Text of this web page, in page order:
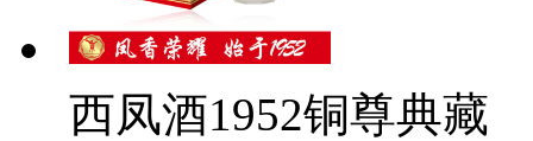
西凤酒1952铜尊典藏